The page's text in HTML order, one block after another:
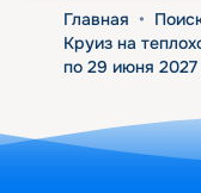
Главная •
Круиз на
по 29 июня 2027